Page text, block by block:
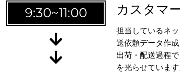
世界
9:30~11:00 カスタマ
担当しているネ
送依頼データ作
出荷・配送過程
を光らせています